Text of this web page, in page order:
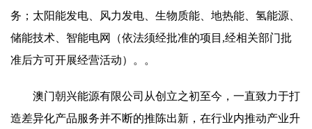
务；太阳能发电、风力发电、生物质能、地热能、氢能源、
储能技术、智能电网（依法须经批准的项目,经相关部门批
准后方可开展经营活动）。。
澳门朝兴能源有限公司从创立之初至今，一直致力于打
造差异化产品服务并不断的推陈出新，在行业内推动产业升